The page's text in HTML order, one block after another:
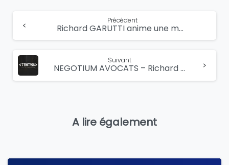
la
suite...
Précédent
Richard GARUTTI anime une matinale sur le thème de la reprise d’entreprises dans le contexte actuel
Suivant
NEGOTIUM AVOCATS – Richard GARUTTI assiste les fondateurs de TEHTRIS pour une levée de fonds historique de 20 millions d’euros dans le domaine de la cybersécurité
A lire également